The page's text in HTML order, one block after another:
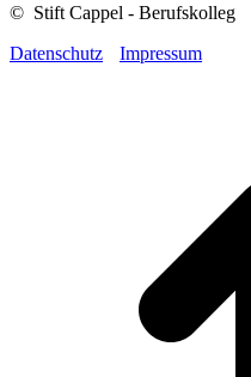
© Stift Cappel - Berufskolleg
Datenschutz
Impressum